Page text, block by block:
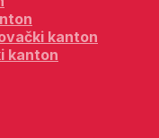
kanton
kanton